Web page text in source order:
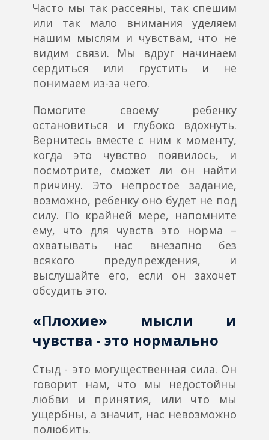
Часто мы так рассеяны, так спешим
или так мало внимания уделяем
нашим мыслям и чувствам, что не
видим связи. Мы вдруг начинаем
сердиться или грустить и не
понимаем из-за чего.
Помогите своему ребенку
остановиться и глубоко вдохнуть.
Вернитесь вместе с ним к моменту,
когда это чувство появилось, и
посмотрите, сможет ли он найти
причину. Это непростое задание,
возможно, ребенку оно будет не под
силу. По крайней мере, напомните
ему, что для чувств это норма –
охватывать нас внезапно без
всякого предупреждения, и
выслушайте его, если он захочет
обсудить это.
«Плохие» мысли и
чувства - это нормально
Стыд - это могущественная сила. Он
говорит нам, что мы недостойны
любви и принятия, или что мы
ущербны, а значит, нас невозможно
полюбить.